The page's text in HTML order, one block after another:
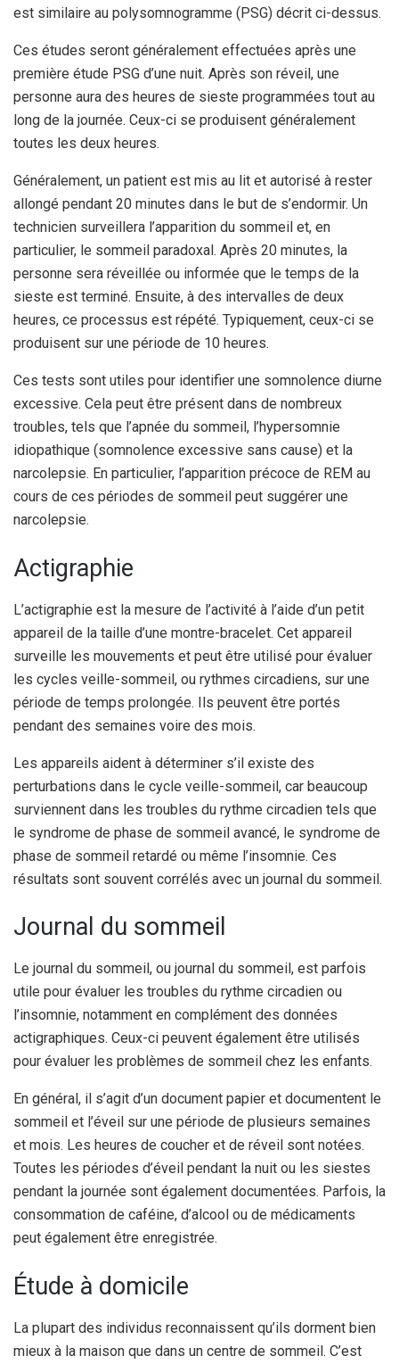
est similaire au polysomnogramme (PSG) décrit ci-dessus.
Ces études seront généralement effectuées après une
première étude PSG d’une nuit. Après son réveil, une
personne aura des heures de sieste programmées tout au
long de la journée. Ceux-ci se produisent généralement
toutes les deux heures.
Généralement, un patient est mis au lit et autorisé à rester
allongé pendant 20 minutes dans le but de s’endormir. Un
technicien surveillera l’apparition du sommeil et, en
particulier, le sommeil paradoxal. Après 20 minutes, la
personne sera réveillée ou informée que le temps de la
sieste est terminé. Ensuite, à des intervalles de deux
heures, ce processus est répété. Typiquement, ceux-ci se
produisent sur une période de 10 heures.
Ces tests sont utiles pour identifier une somnolence diurne
excessive. Cela peut être présent dans de nombreux
troubles, tels que l’apnée du sommeil, l’hypersomnie
idiopathique (somnolence excessive sans cause) et la
narcolepsie. En particulier, l’apparition précoce de REM au
cours de ces périodes de sommeil peut suggérer une
narcolepsie.
Actigraphie
L’actigraphie est la mesure de l’activité à l’aide d’un petit
appareil de la taille d’une montre-bracelet. Cet appareil
surveille les mouvements et peut être utilisé pour évaluer
les cycles veille-sommeil, ou rythmes circadiens, sur une
période de temps prolongée. Ils peuvent être portés
pendant des semaines voire des mois.
Les appareils aident à déterminer s’il existe des
perturbations dans le cycle veille-sommeil, car beaucoup
surviennent dans les troubles du rythme circadien tels que
le syndrome de phase de sommeil avancé, le syndrome de
phase de sommeil retardé ou même l’insomnie. Ces
résultats sont souvent corrélés avec un journal du sommeil.
Journal du sommeil
Le journal du sommeil, ou journal du sommeil, est parfois
utile pour évaluer les troubles du rythme circadien ou
l’insomnie, notamment en complément des données
actigraphiques. Ceux-ci peuvent également être utilisés
pour évaluer les problèmes de sommeil chez les enfants.
En général, il s’agit d’un document papier et documentent le
sommeil et l’éveil sur une période de plusieurs semaines
et mois. Les heures de coucher et de réveil sont notées.
Toutes les périodes d’éveil pendant la nuit ou les siestes
pendant la journée sont également documentées. Parfois, la
consommation de caféine, d’alcool ou de médicaments
peut également être enregistrée.
Étude à domicile
La plupart des individus reconnaissent qu’ils dorment bien
mieux à la maison que dans un centre de sommeil. C’est